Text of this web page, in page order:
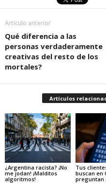
Artículo anterior
Qué diferencia a las
personas verdaderamente
creativas del resto de los
mortales?
Artículos
¿Argentina racista? ¡No
me jodan! ¡Malditos
algoritmos!
Tus
buscan en
preguntan